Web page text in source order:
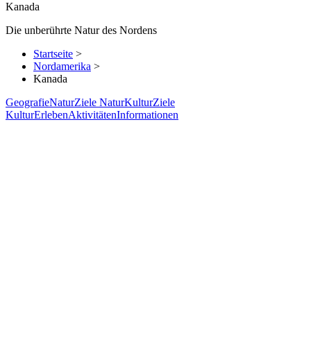
Kanada
Die unberührte Natur des Nordens
Startseite >
Nordamerika >
Kanada
GeografieNaturZiele NaturKulturZiele
KulturErlebenAktivitätenInformationen